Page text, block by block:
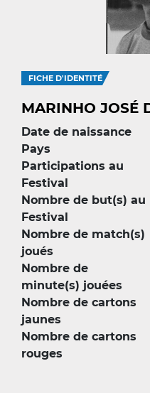
FICHE D'IDENTITÉ
MARINHO JOSÉ
Date de naissance
Pays
Participations au
Festival
Nombre de but(s) au
Festival
Nombre de match(s)
joués
Nombre de
minute(s) jouées
Nombre de cartons
jaunes
Nombre de cartons
rouges